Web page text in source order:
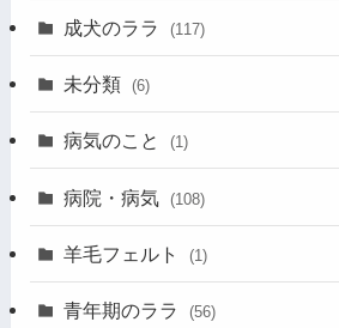
成犬のララ (117)
未分類 (6)
病気のこと (1)
病院・病気 (108)
羊毛フェルト (1)
青年期のララ (56)